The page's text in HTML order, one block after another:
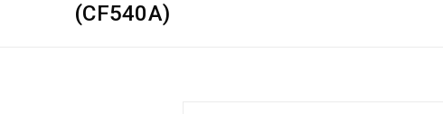
(CF540A)